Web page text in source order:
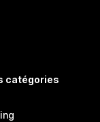
catégories